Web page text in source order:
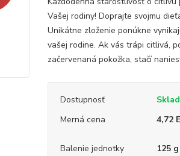
Vašej rodiny! Doprajte svojmu
Unikátne zloženie ponúkne
vašej rodine. Ak vás trápi citlivá,
začervenaná pokožka, stačí
Dostupnosť
Merná cena
4,72
Balenie jednotky 125 g